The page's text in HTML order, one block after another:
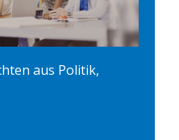
aus Politik,